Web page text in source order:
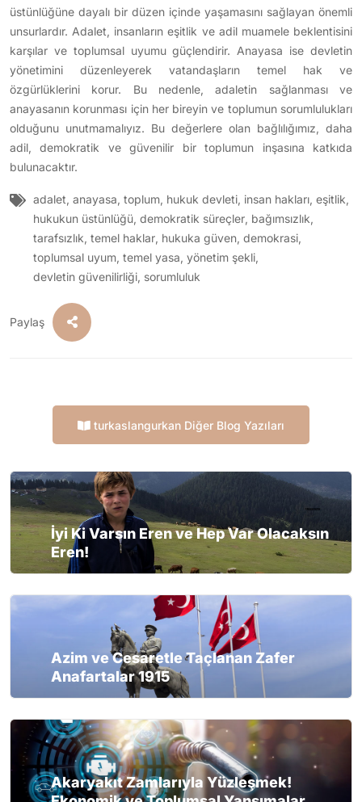
üstünlüğüne dayalı bir düzen içinde yaşamasını sağlayan önemli
unsurlardır. Adalet, insanların eşitlik ve adil muamele beklentisini
karşılar ve toplumsal uyumu güçlendirir. Anayasa ise devletin
yönetimini düzenleyerek vatandaşların temel hak ve
özgürlüklerini korur. Bu nedenle, adaletin sağlanması ve
anayasanın korunması için her bireyin ve toplumun sorumlulukları
olduğunu unutmamalıyız. Bu değerlere olan bağlılığımız, daha
adil, demokratik ve güvenilir bir toplumun inşasına katkıda
bulunacaktır.
adalet, anayasa, toplum, hukuk devleti, insan hakları, eşitlik,
hukukun üstünlüğü, demokratik süreçler, bağımsızlık,
tarafsızlık, temel haklar, hukuka güven, demokrasi,
toplumsal uyum, temel yasa, yönetim şekli,
devletin güvenilirliği, sorumluluk
Paylaş
turkaslangurkan Diğer Blog Yazıları
İyi Ki Varsın Eren ve Hep Var Olacaksın
Eren!
Azim ve Cesaretle Taçlanan Zafer
Anafartalar 1915
Akaryakıt Zamlarıyla Yüzleşmek!